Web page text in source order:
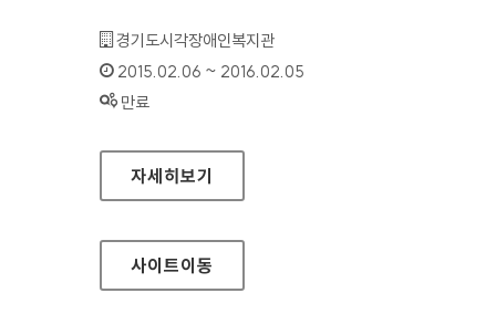
기관명 :
경기도시각장애인복지관
인증기간 :
2015.02.06 ~ 2016.02.05
상태 :
만료
경기도시각장애인복지관 홈페이지
자세히보기
사이트이동